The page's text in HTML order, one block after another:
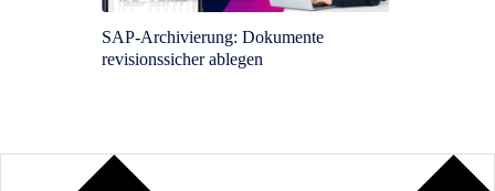
SAP-Archivierung: Dokumente
revisionssicher ablegen